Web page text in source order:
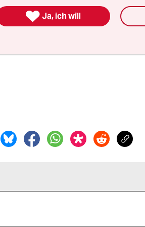
 Ja, ich will